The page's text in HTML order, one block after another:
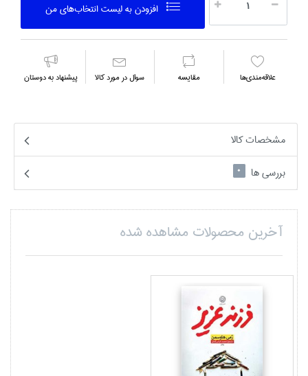
افزودن به ليست انتخاب‌هاي من
علاقه‌مندي‌ها مقايسه سوال در مورد كالا پیشنهاد به دوستان
مشخصات کالا
بررسی ها
0
آخرین محصولات مشاهده شده